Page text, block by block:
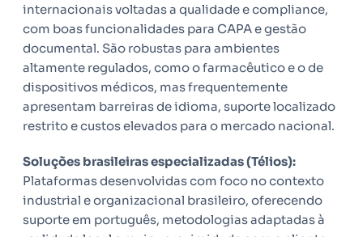
internacionais voltadas a qualidade e compliance,
com boas funcionalidades para CAPA e gestão
documental. São robustas para ambientes
altamente regulados, como o farmacêutico e o de
dispositivos médicos, mas frequentemente
apresentam barreiras de idioma, suporte localizado
restrito e custos elevados para o mercado nacional.
Soluções brasileiras especializadas (Télios):
Plataformas desenvolvidas com foco no contexto
industrial e organizacional brasileiro, oferecendo
suporte em português, metodologias adaptadas à